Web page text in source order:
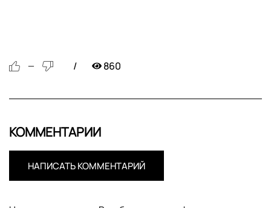
— 860
КОММЕНТАРИИ
НАПИСАТЬ КОММЕНТАРИЙ